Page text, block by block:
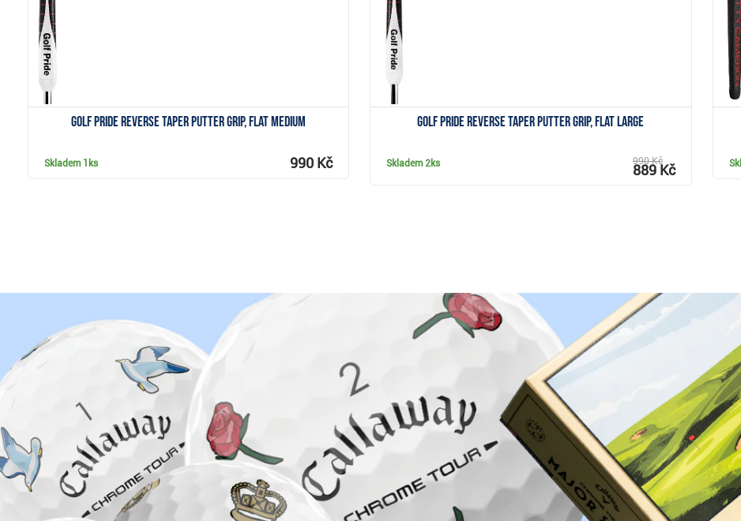
Golf Pride Reverse Taper putter grip, Flat Medium
Skladem 1ks 990 Kč
Golf Pride Reverse Taper putter grip, Flat Large
Skladem2ks 990 Kč
889 Kč
Proč nakoupit u Golf pro všechny.cz?